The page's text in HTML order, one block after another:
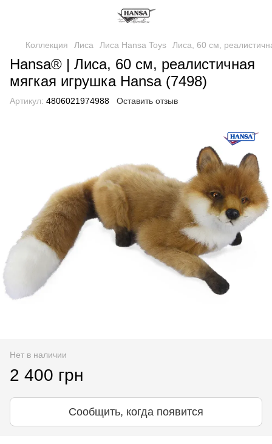
Коллекция Лиса Лиса Hansa Toys Лиса, 60 см,
Hansa® | Лиса, 60 см, реалистичная
мягкая игрушка Hansa (7498)
Артикул: 4806021974988 Оставить отзыв
Нет в наличии
2 400 грн
Сообщить, когда появится